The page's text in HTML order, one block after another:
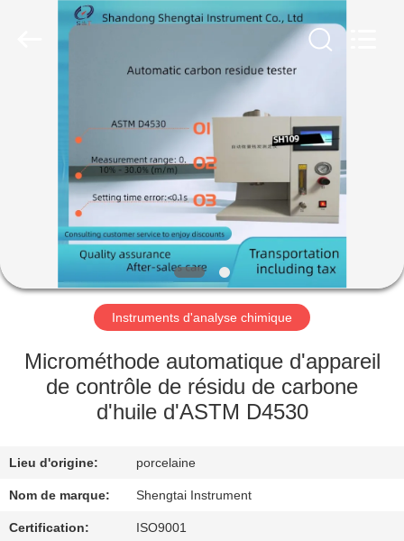
PRODUITS
SUJET
DE
NOUS
VISITE
D'USINE
DE
QUALITÉ
Instruments d'analyse chimique
Microméthode automatique d'appareil
de contrôle de résidu de carbone
d'huile d'ASTM D4530
Lieu d'origine: porcelaine
Nom de marque: Shengtai Instrument
Certification: ISO9001